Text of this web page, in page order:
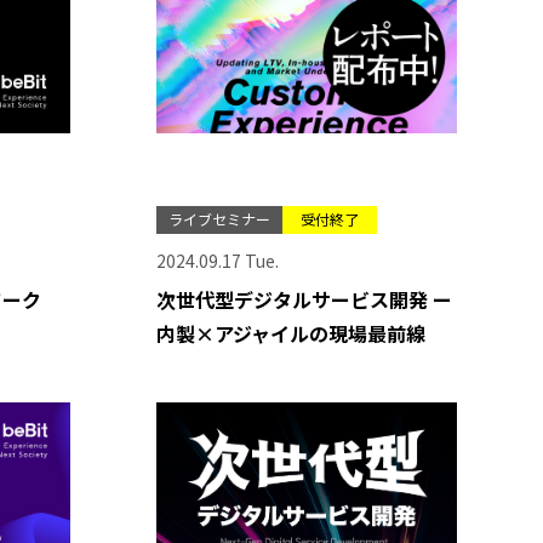
ーク
ライブセミナー 受付終了
2024.09.17 Tue.
次世代型デジタルサービス開発 ー
内製×アジャイルの現場最前線